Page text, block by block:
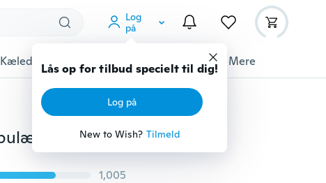
Log
på
Lås op for tilbud specielt til dig!
Log på
New to Wish? Tilmeld
Kæledyrstilbehør Gadgets Værktøj Mere
Hot afslappet spædbarn Småbarn Sunsuit Gave Populær Elefant Børnepiger Kortærmet Jumpsuit Boho Lille jordnød Nattøj
1,005